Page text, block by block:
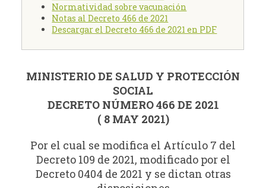
Normatividad sobre vacunación
Notas al Decreto 466 de 2021
Descargar el Decreto 466 de 2021 en PDF
MINISTERIO DE SALUD Y PROTECCIÓN
SOCIAL
DECRETO NÚMERO 466 DE 2021
( 8 MAY 2021)
Por el cual se modifica el Artículo 7 del
Decreto 109 de 2021, modificado por el
Decreto 0404 de 2021 y se dictan otras